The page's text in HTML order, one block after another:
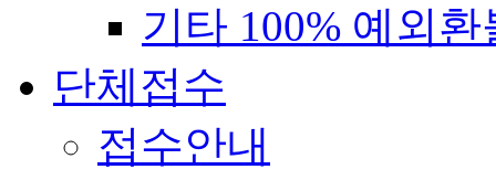
기타 100% 예외환
단체접수
접수안내